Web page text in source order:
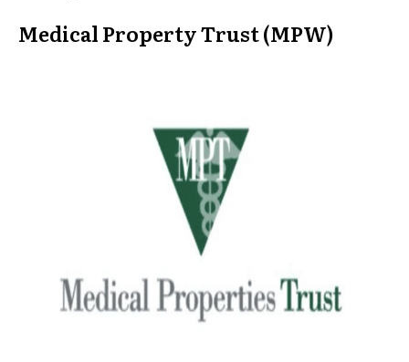
Medical Property Trust (MPW)